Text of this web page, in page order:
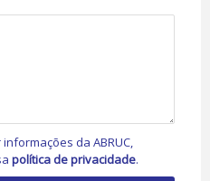
da ABRUC,
política de privacidade.